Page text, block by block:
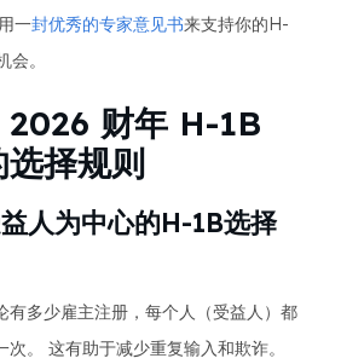
一封优秀的专家意见书来支持你的H-
。
2026 财年 H-1B
择规则
人为中心的H-1B选择
有多少雇主注册，每个人（受益人）都
。 这有助于减少重复输入和欺诈。